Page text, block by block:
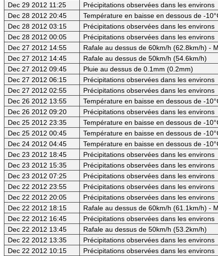
Dec 29 2012 11:25
Précipitations observées dans les environs
Dec 28 2012 20:45
Température en baisse en dessous de -
Dec 28 2012 03:15
Précipitations observées dans les environs
Dec 28 2012 00:05
Précipitations observées dans les environs
Dec 27 2012 14:55
Rafale au dessus de 60km/h (62.8km/h) -
Dec 27 2012 14:45
Rafale au dessus de 50km/h (54.6km/h)
Dec 27 2012 09:45
Pluie au dessus de 0.1mm (0.2mm)
Dec 27 2012 06:15
Précipitations observées dans les environs
Dec 27 2012 02:55
Précipitations observées dans les environs
Dec 26 2012 13:55
Température en baisse en dessous de -
Dec 26 2012 09:20
Précipitations observées dans les environs
Dec 25 2012 23:35
Température en baisse en dessous de -
Dec 25 2012 00:45
Température en baisse en dessous de -
Dec 24 2012 04:45
Température en baisse en dessous de -
Dec 23 2012 18:45
Précipitations observées dans les environs
Dec 23 2012 15:35
Précipitations observées dans les environs
Dec 23 2012 07:25
Précipitations observées dans les environs
Dec 22 2012 23:55
Précipitations observées dans les environs
Dec 22 2012 20:05
Précipitations observées dans les environs
Dec 22 2012 18:15
Rafale au dessus de 60km/h (61.1km/h) -
Dec 22 2012 16:45
Précipitations observées dans les environs
Dec 22 2012 13:45
Rafale au dessus de 50km/h (53.2km/h)
Dec 22 2012 13:35
Précipitations observées dans les environs
Dec 22 2012 10:15
Précipitations observées dans les environs